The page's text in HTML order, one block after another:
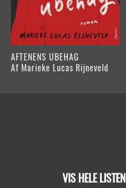
AFTENENS UBEHAG
Af Marieke Lucas Rijneveld
VIS HELE LISTEN